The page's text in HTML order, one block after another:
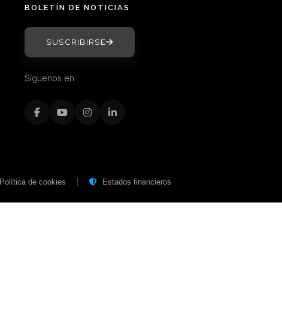
BOLETÍN DE NOTICIAS
SUSCRIBIRSE
Síguenos en
Política de cookies Estados financieros